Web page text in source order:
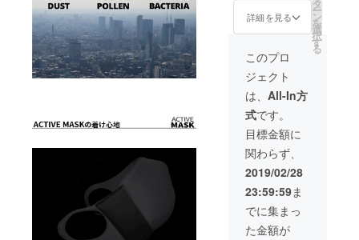
通常販
売予定
価格 1
点あた
り2855
円 5点
合計
14675
円（送
料込）
＊プル
ダウン
にて₊2
点のカ
ラーを
お選び
くださ
い
詳細を見る
タ
ー
ン
を
選
択
す
る
このプロ
ジェクト
は、 All-In方
式です。
目標金額に
関わらず、
2019/02/28
23:59:59ま
でに集まっ
た金額が